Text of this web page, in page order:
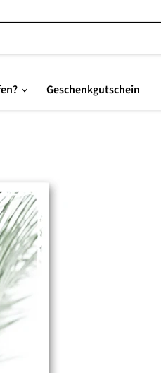
Geschenkgutschein